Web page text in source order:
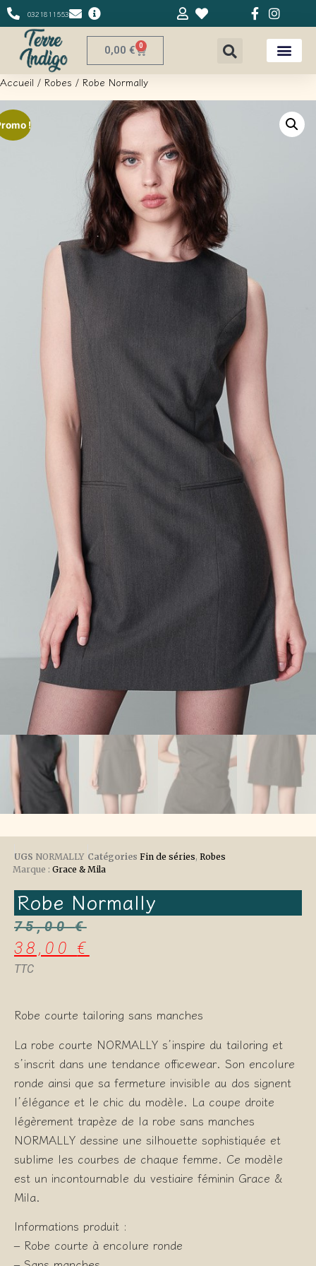
0321811553
0,00 € 0
Accueil / Robes / Robe Normally
!
UGS NORMALLY Catégories Fin de séries, Robes
Marque : Grace & Mila
Robe Normally
75,00€
38,00€
TTC
Robe courte tailoring sans manches
La robe courte NORMALLY s’inspire du tailoring et
s’inscrit dans une tendance officewear. Son encolure
ronde ainsi que sa fermeture invisible au dos signent
l’élégance et le chic du modèle. La coupe droite
légèrement trapèze de la robe sans manches
NORMALLY dessine une silhouette sophistiquée et
sublime les courbes de chaque femme. Ce modèle
est un incontournable du vestiaire féminin Grace &
Mila.
Informations produit :
– Robe courte à encolure ronde